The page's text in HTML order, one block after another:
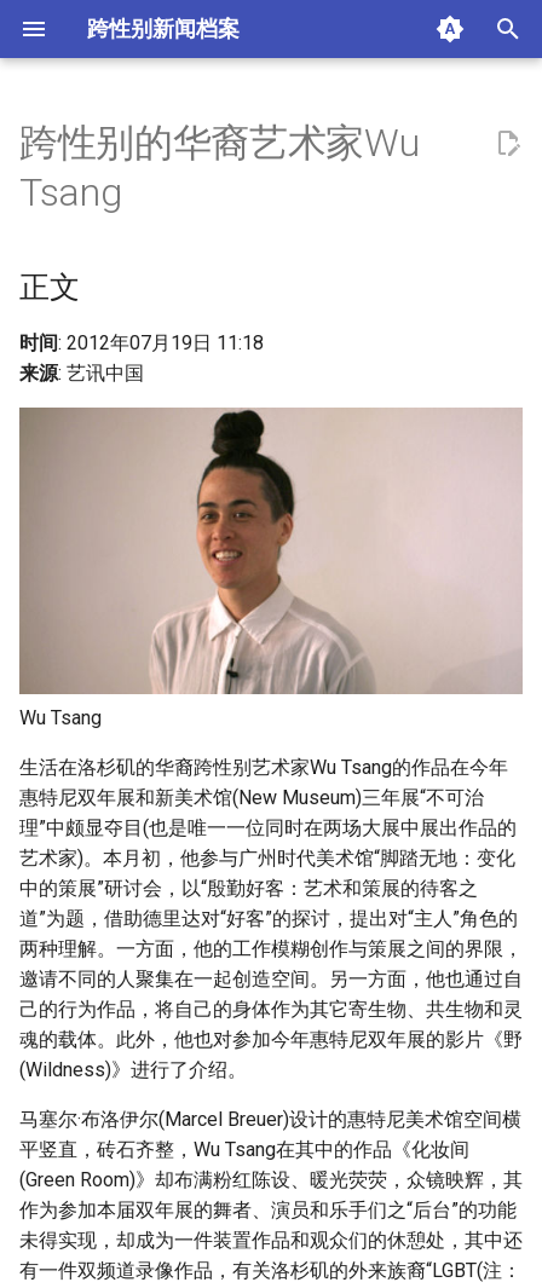
跨性别新闻档案
n
i
a
l
i
c
h
正文
附加信息 [Processed Page
跨性别的华裔艺术家Wu
Tsang
正文
时间: 2012年07月19日 11:18
来源: 艺讯中国
Wu Tsang
生活在洛杉矶的华裔跨性别艺术家Wu Tsang的作品在今年
惠特尼双年展和新美术馆(New Museum)三年展“不可治
理”中颇显夺目(也是唯一一位同时在两场大展中展出作品的
艺术家)。本月初，他参与广州时代美术馆“脚踏无地：变化
中的策展”研讨会，以“殷勤好客：艺术和策展的待客之
道”为题，借助德里达对“好客”的探讨，提出对“主人”角色的
两种理解。一方面，他的工作模糊创作与策展之间的界限，
邀请不同的人聚集在一起创造空间。另一方面，他也通过自
己的行为作品，将自己的身体作为其它寄生物、共生物和灵
魂的载体。此外，他也对参加今年惠特尼双年展的影片《野
(Wildness)》进行了介绍。
马塞尔·布洛伊尔(Marcel Breuer)设计的惠特尼美术馆空间横
平竖直，砖石齐整，Wu Tsang在其中的作品《化妆间
(Green Room)》却布满粉红陈设、暖光荧荧，众镜映辉，其
作为参加本届双年展的舞者、演员和乐手们之“后台”的功能
未得实现，却成为一件装置作品和观众们的休憩处，其中还
有一件双频道录像作品，有关洛杉矶的外来族裔“LGBT(注：